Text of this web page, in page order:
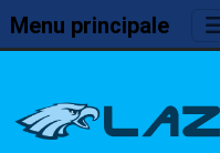
Menu principale